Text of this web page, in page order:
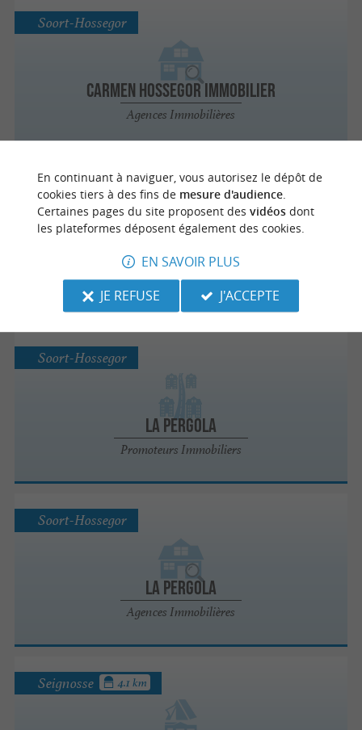
Carmen Hossegor Immobilier
Agences Immobilières
Soort-Hossegor
Carmen Hossegor Lac & Mer
Agences Immobilières
Soort-Hossegor
La Pergola
Promoteurs Immobiliers
Soort-Hossegor
La Pergola
Agences Immobilières
Soort-Hossegor
Seignosse 4.1 km
En continuant à naviguer, vous autorisez le dépôt de
cookies tiers à des fins de mesure d'audience.
Certaines pages du site proposent des vidéosdont
les plateformes déposent également des cookies.
EN SAVOIR PLUS
JE REFUSE
J'ACCEPTE